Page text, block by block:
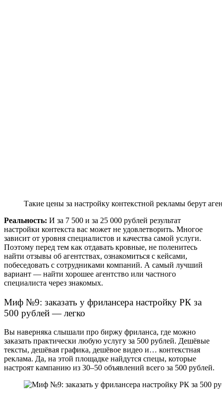
Такие цены за настройку контекстной рекламы берут
Реальность: И за 7 500 и за 25 000 рублей результат
настройки контекста вас может не удовлетворить. Многое
зависит от уровня специалистов и качества самой услуги.
Поэтому перед тем как отдавать кровные, не поленитесь
найти отзывы об агентствах, ознакомиться с кейсами,
побеседовать с сотрудниками компаний. А самый лучший
вариант — найти хорошее агентство или частного
специалиста через знакомых.
Миф №9: заказать у фрилансера настройку РК за
500 рублей — легко
Вы наверняка слышали про биржу фриланса, где можно
заказать практически любую услугу за 500 рублей. Дешёвые
тексты, дешёвая графика, дешёвое видео и… контекстная
реклама. Да, на этой площадке найдутся спецы, которые
настроят кампанию из 30–50 объявлений всего за 500 рублей.